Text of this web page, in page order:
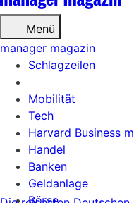
Menü
Schlagzeilen
Mobilität
Tech
Harvard Business
Handel
Banken
Geldanlage
Börse
manager magazin